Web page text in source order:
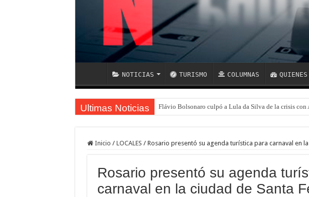
NOTICIAS TURISMO COLUMNAS QUIENES
Ultimas Noticias Flávio Bolsonaro culpó a Lula da Silva de la crisis
Inicio / LOCALES / Rosario presentó su agenda turística para carnaval en
Rosario presentó su agenda
carnaval en la ciudad de Santa